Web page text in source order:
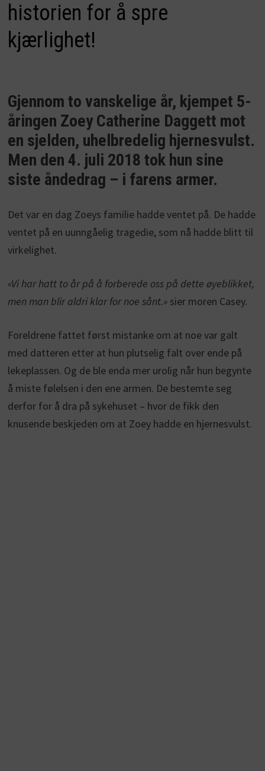
historien for å spre
kjærlighet!
Gjennom to vanskelige år, kjempet 5-
åringen Zoey Catherine Daggett mot
en sjelden, uhelbredelig hjernesvulst.
Men den 4. juli 2018 tok hun sine
siste åndedrag – i farens armer.
Det var en dag Zoeys familie hadde ventet på. De hadde
ventet på en uunngåelig tragedie, som nå hadde blitt til
virkelighet.
«Vi har hatt to år på å forberede oss på dette øyeblikket,
men man blir aldri klar for noe sånt.»sier moren Casey.
Foreldrene fattet først mistanke om at noe var galt
med datteren etter at hun plutselig falt over ende på
lekeplassen. Og de ble enda mer urolig når hun begynte
å miste følelsen i den ene armen. De bestemte seg
derfor for å dra på sykehuset – hvor de fikk den
knusende beskjeden om at Zoey hadde en hjernesvulst.